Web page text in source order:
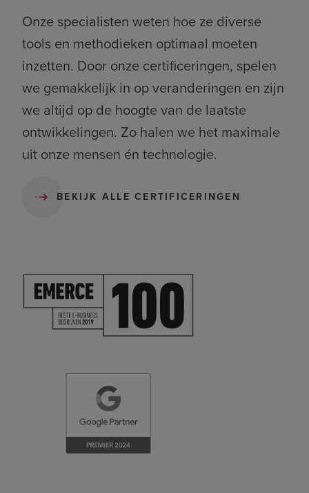
Onze specialisten weten hoe ze diverse
tools en methodieken optimaal moeten
inzetten. Door onze certificeringen, spelen
we gemakkelijk in op veranderingen en zijn
we altijd op de hoogte van de laatste
ontwikkelingen. Zo halen we het maximale
uit onze mensen én technologie.
BEKIJK ALLE CERTIFICERINGEN